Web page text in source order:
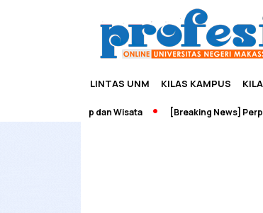
LINTAS UNM KILAS KAMPUS
Edupreneurship dan Wisata [Breaking News]